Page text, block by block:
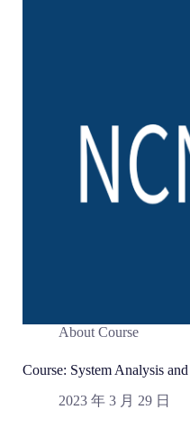
About Course
Course: System Analysis
2023 年 3 月 29 日